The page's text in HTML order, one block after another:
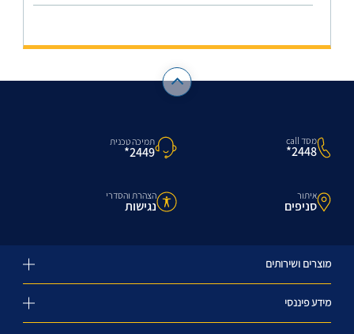
מסד call
2448*
תמיכה טכנית
2449*
איתור
סניפים
הצהרת והסדרי
נגישות
מוצרים ושירותים
מידע פיננסי